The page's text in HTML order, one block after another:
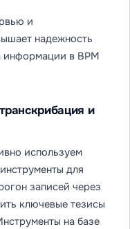
и
надежность
информации в BPM
и
используем
для
записей через
ключевые тезисы
на базе